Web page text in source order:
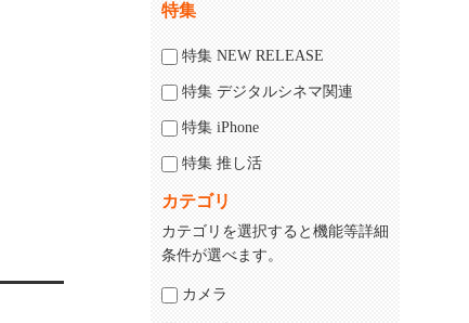
特集
特集 NEW RELEASE
特集 デジタルシネマ関連
特集 iPhone
特集 推し活
カテゴリ
カテゴリを選択すると機能等詳細
条件が選べます。
カメラ